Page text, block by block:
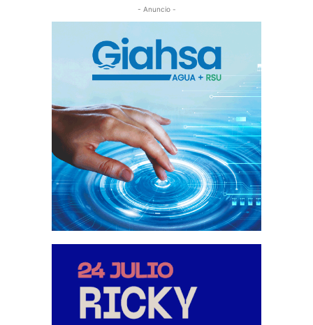
- Anuncio -